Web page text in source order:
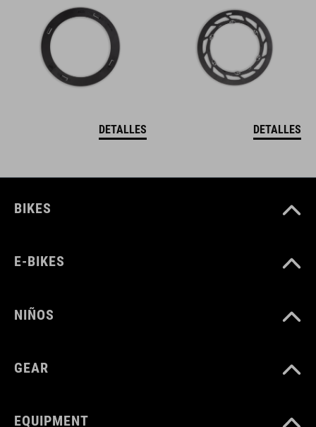
DETALLES DETALLES
BIKES
E-BIKES
NIÑOS
GEAR
EQUIPMENT